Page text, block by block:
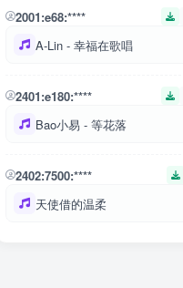
2001:e68:****
A-Lin - 幸福在歌唱
2401:e180:****
Bao小易 - 等花落
2402:7500:****
天使借的温柔